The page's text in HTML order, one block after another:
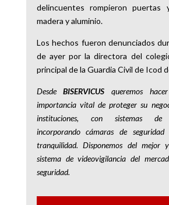
delincuentes rompieron puertas
madera y aluminio.
Los hechos fueron denunciados
de ayer por la directora del
principal de la Guardia Civil de Icod
DesdeBISERVICUSqueremos
importancia vital de proteger su
instituciones, con sistemas de
incorporando cámaras de
tranquilidad. Disponemos del mejor
sistema de videovigilancia del
seguridad.